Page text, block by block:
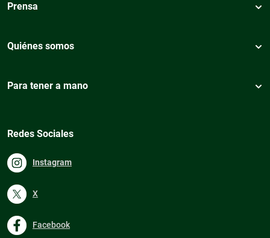
Prensa
Quiénes somos
Para tener a mano
Redes Sociales
Instagram
X
Facebook